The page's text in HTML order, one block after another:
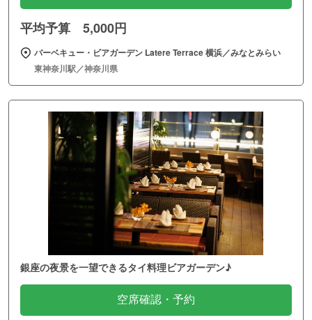
平均予算 5,000円
バーベキュー・ビアガーデン Latere Terrace 横浜／みなとみらい
東神奈川駅／神奈川県
銀座の夜景を一望できるタイ料理ビアガーデン♪
空席確認・予約